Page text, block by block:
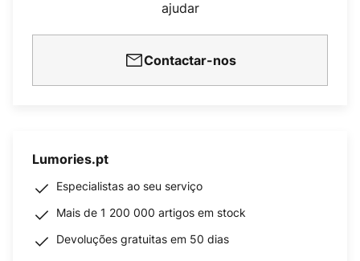
ajudar
Contactar-nos
Lumories.pt
Especialistas ao seu serviço
Mais de 1 200 000 artigos em stock
Devoluções gratuitas em 50 dias